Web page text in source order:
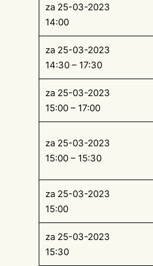
za 25-03-2023
14:00
za 25-03-2023
14:30 – 17:30
za 25-03-2023
15:00 – 17:00
za 25-03-2023
15:00 – 15:30
za 25-03-2023
15:00
za 25-03-2023
15:30